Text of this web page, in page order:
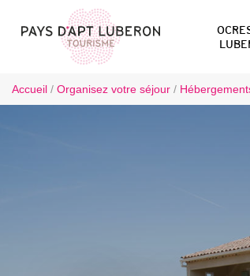
Accueil / Organisez votre séjour /